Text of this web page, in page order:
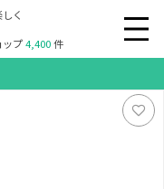
く
ップ4,400件